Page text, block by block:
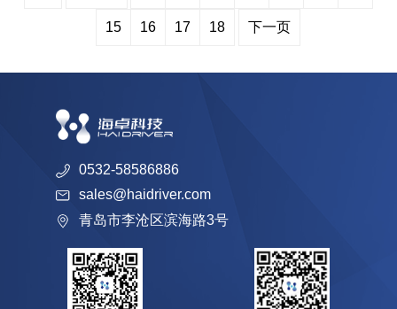
15 16 17 18 下一页
0532-58586886
sales@haidriver.com
青岛市李沧区滨海路3号